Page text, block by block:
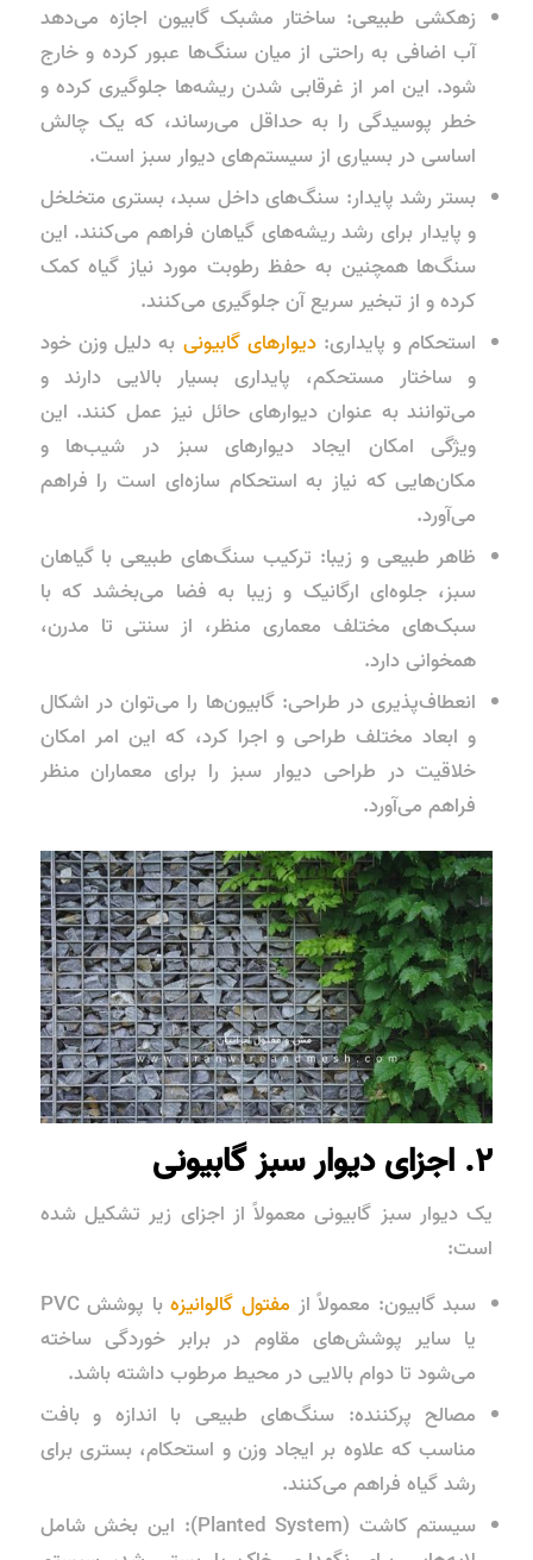
زهکشی طبیعی: ساختار مشبک گابیون اجازه می‌دهد
آب اضافی به راحتی از میان سنگ‌ها عبور کرده و خارج
شود. این امر از غرقابی شدن ریشه‌ها جلوگیری کرده و
خطر پوسیدگی را به حداقل می‌رساند، که یک چالش
اساسی در بسیاری از سیستم‌های دیوار سبز است.
بستر رشد پایدار: سنگ‌های داخل سبد، بستری متخلخل
و پایدار برای رشد ریشه‌های گیاهان فراهم می‌کنند. این
سنگ‌ها همچنین به حفظ رطوبت مورد نیاز گیاه کمک
کرده و از تبخیر سریع آن جلوگیری می‌کنند.
استحکام و پایداری:دیوارهای گابیونی به دلیل وزن خود
و ساختار مستحکم، پایداری بسیار بالایی دارند و
می‌توانند به عنوان دیوارهای حائل نیز عمل کنند. این
ویژگی امکان ایجاد دیوارهای سبز در شیب‌ها و
مکان‌هایی که نیاز به استحکام سازه‌ای است را فراهم
می‌آورد.
ظاهر طبیعی و زیبا: ترکیب سنگ‌های طبیعی با گیاهان
سبز، جلوه‌ای ارگانیک و زیبا به فضا می‌بخشد که با
سبک‌های مختلف معماری منظر، از سنتی تا مدرن،
همخوانی دارد.
انعطاف‌پذیری در طراحی: گابیون‌ها را می‌توان در اشکال
و ابعاد مختلف طراحی و اجرا کرد، که این امر امکان
خلاقیت در طراحی دیوار سبز را برای معماران منظر
فراهم می‌آورد.
۲. اجزای دیوار سبز گابیونی
یک دیوار سبز گابیونی معمولاً از اجزای زیر تشکیل شده
است:
سبد گابیون: معمولاً از مفتول گالوانیزه
با پوشش PVC
یا سایر پوشش‌های مقاوم در برابر خوردگی ساخته
می‌شود تا دوام بالایی در محیط مرطوب داشته باشد.
مصالح پرکننده: سنگ‌های طبیعی با اندازه و بافت
مناسب که علاوه بر ایجاد وزن و استحکام، بستری برای
رشد گیاه فراهم می‌کنند.
سیستم کاشت (Planted System): این بخش شامل